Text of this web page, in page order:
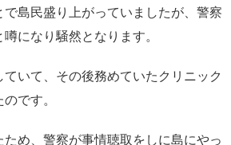
で島民盛り上がっていましたが、警察
になり騒然となります。
いて、その後務めていたクリニック
です。
め、警察が事情聴取をしに島にやっ